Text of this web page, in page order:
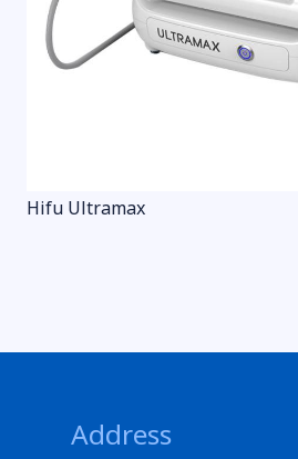
Hifu Ultramax
Address